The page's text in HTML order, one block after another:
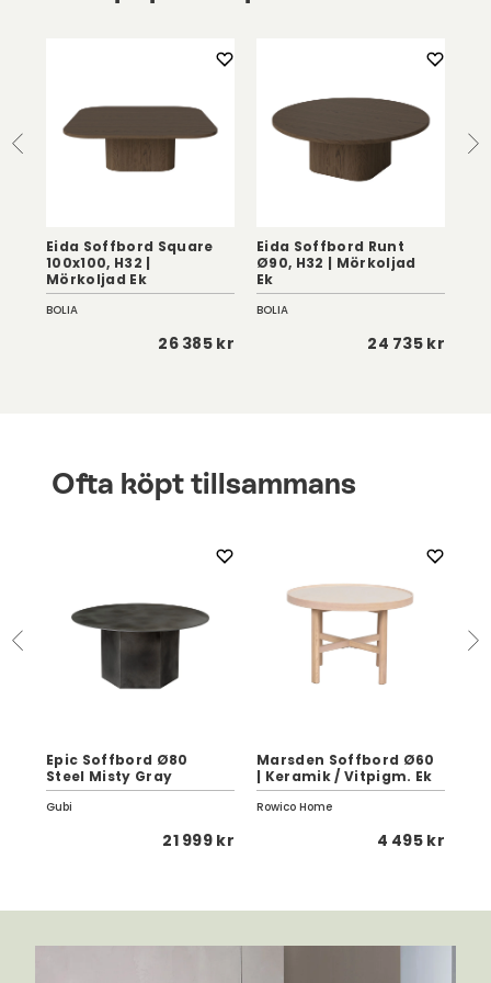
Eida Soffbord Square
100x100, H32 |
Mörkoljad Ek
BOLIA
26 385 kr
Eida Soffbord Runt
Ø90, H32 | Mörkoljad
Ek
BOLIA
24 735 kr
Ofta köpt tillsammans
Epic Soffbord Ø80
Steel Misty Gray
Gubi
21 999 kr
Marsden Soffbord Ø60
| Keramik / Vitpigm. Ek
Rowico Home
4 495 kr